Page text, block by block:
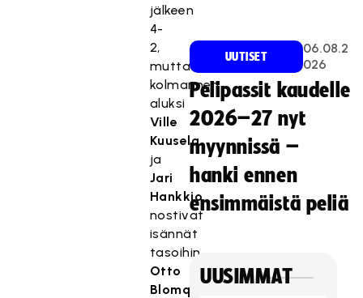
jälkeen
4-
2,
mutta
kolmannen
aluksi
Ville
Kuusela
ja
Jari
Hankkio
nostivat
isännät
tasoihin.
Otto
Blomqvistin
UUTISET
06.08.2
026
Pelipassit kaudelle
2026–27 nyt
myynnissä –
hanki ennen
ensimmäistä peliä
UUSIMMAT